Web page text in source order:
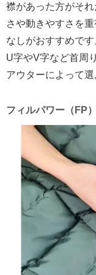
襟があった方がそ
さや動きやすさを
なしがおすすめです
U字やV字など首周
アウターによって選
フィルパワー（FP